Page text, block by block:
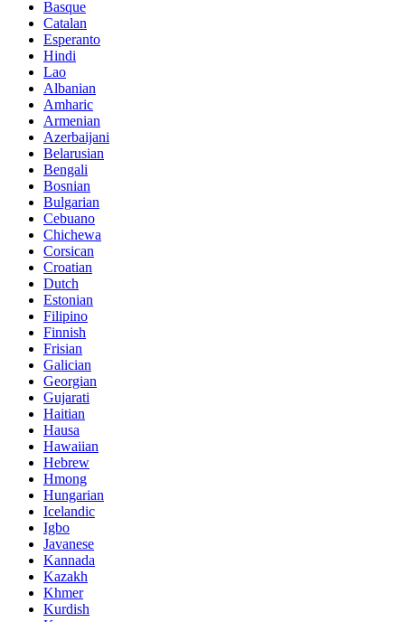
Basque
Catalan
Esperanto
Hindi
Lao
Albanian
Amharic
Armenian
Azerbaijani
Belarusian
Bengali
Bosnian
Bulgarian
Cebuano
Chichewa
Corsican
Croatian
Dutch
Estonian
Filipino
Finnish
Frisian
Galician
Georgian
Gujarati
Haitian
Hausa
Hawaiian
Hebrew
Hmong
Hungarian
Icelandic
Igbo
Javanese
Kannada
Kazakh
Khmer
Kurdish